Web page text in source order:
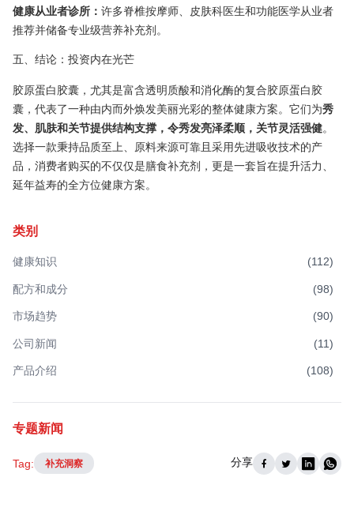
健康从业者诊所： 许多脊椎按摩师、皮肤科医生和功能医学从业者
推荐并储备专业级营养补充剂。
五、结论：投资内在光芒
胶原蛋白胶囊，尤其是富含透明质酸和消化酶的复合胶原蛋白胶
囊，代表了一种由内而外焕发美丽光彩的整体健康方案。它们为秀
发、肌肤和关节提供结构支撑，令秀发亮泽柔顺，关节灵活强健。
选择一款秉持品质至上、原料来源可靠且采用先进吸收技术的产
品，消费者购买的不仅仅是膳食补充剂，更是一套旨在提升活力、
延年益寿的全方位健康方案。
类别
健康知识 (112)
配方和成分 (98)
市场趋势 (90)
公司新闻 (11)
产品介绍 (108)
专题新闻
Tag: 补充洞察 分享